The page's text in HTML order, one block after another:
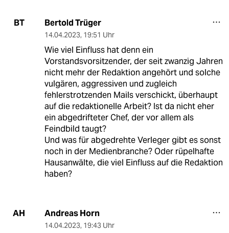
BT Bertold Trüger
14.04.2023, 19:51 Uhr
Wie viel Einfluss hat denn ein
Vorstandsvorsitzender, der seit zwanzig Jahren
nicht mehr der Redaktion angehört und solche
vulgären, aggressiven und zugleich
fehlerstrotzenden Mails verschickt, überhaupt
auf die redaktionelle Arbeit? Ist da nicht eher
ein abgedrifteter Chef, der vor allem als
Feindbild taugt?
Und was für abgedrehte Verleger gibt es sonst
noch in der Medienbranche? Oder rüpelhafte
Hausanwälte, die viel Einfluss auf die Redaktion
haben?
AH Andreas Horn
14.04.2023, 19:43 Uhr